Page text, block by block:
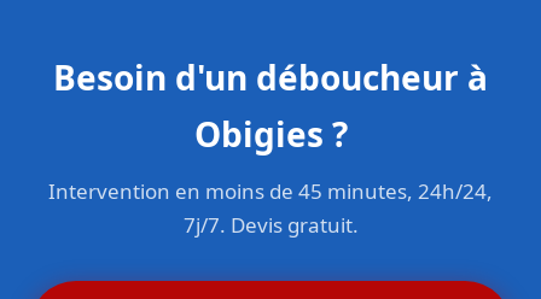
Besoin d'un déboucheur à
Obigies ?
Intervention en moins de 45 minutes, 24h/24,
7j/7. Devis gratuit.